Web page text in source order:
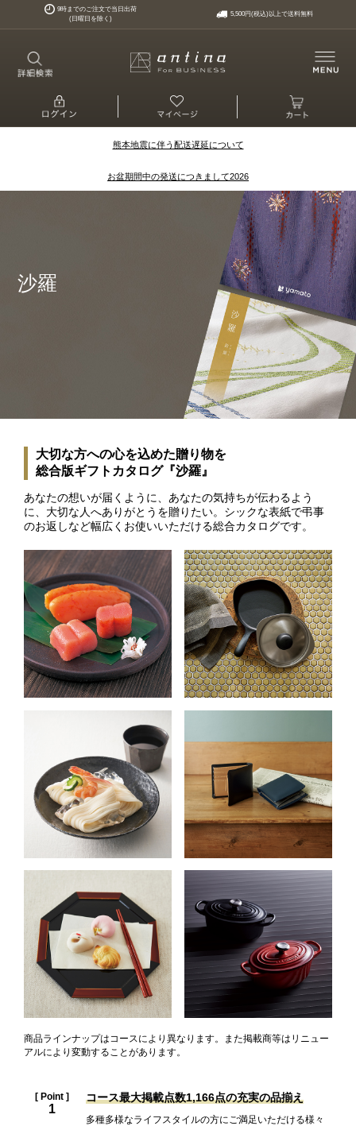
9時までのご注文で当日出荷
(日曜日を除く)
5,500円(税込)以上で送料無料
熊本地震に伴う配送遅延について
お盆期間中の発送につきまして2026
沙羅
大切な方への心を込めた贈り物を
総合版ギフトカタログ『沙羅』
あなたの想いが届くように、あなたの気持ちが伝わるよう
に、大切な人へありがとうを贈りたい。シックな表紙で弔事
のお返しなど幅広くお使いいただける総合カタログです。
商品ラインナップはコースにより異なります。また掲載商等はリニュー
アルにより変動することがあります。
[ Point ]
1
コース最大掲載点数1,166点の充実の品揃え
多種多様なライフスタイルの方にご満足いただける様々